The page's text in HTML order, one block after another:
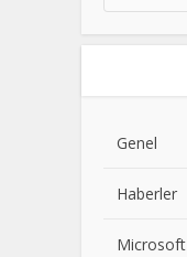
Genel
Haberler
Microsoft